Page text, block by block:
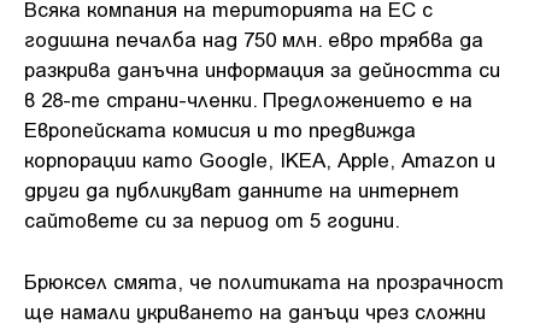
Всяка компания на територията на ЕС с
годишна печалба над 750 млн. евро трябва да
разкрива данъчна информация за дейността си
в 28-те страни-членки. Предложението е на
Европейската комисия и то предвижда
корпорации като Google, IKEA, Apple, Amazon и
други да публикуват данните на интернет
сайтовете си за период от 5 години.
Брюксел смята, че политиката на прозрачност
ще намали укриването на данъци чрез сложни